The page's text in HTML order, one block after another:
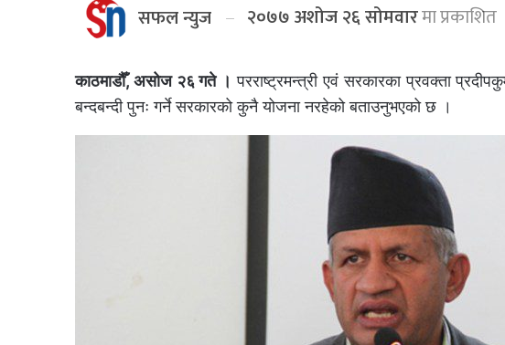
सफल न्युज २०७७ अशोज २६ सोमवारमा प्रकाशित
काठमाडौँ, असोज २६ गते । परराष्ट्रमन्त्री एवं सरकारका प्रवक्ता
बन्दबन्दी पुनः गर्ने सरकारको कुनै योजना नरहेको बताउनुभएको छ ।